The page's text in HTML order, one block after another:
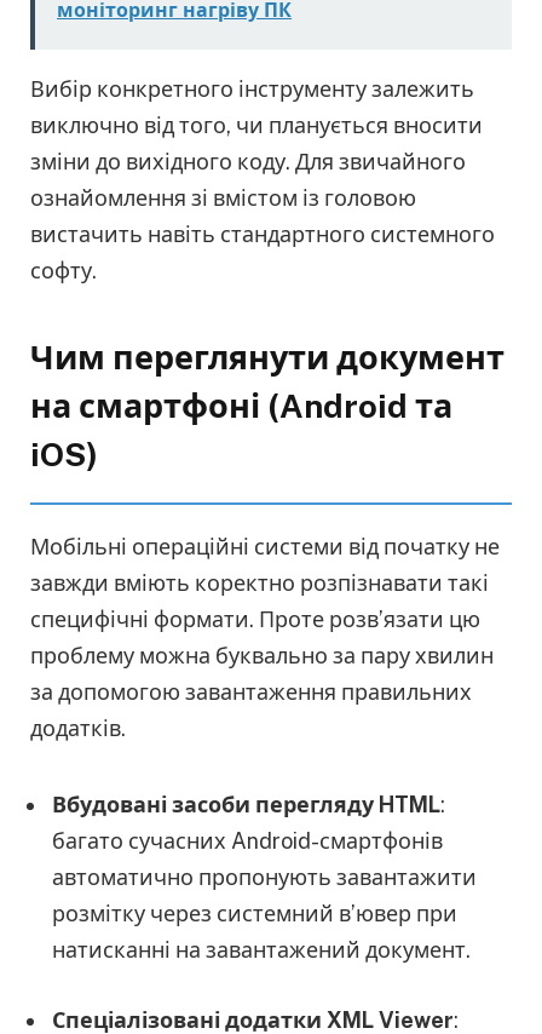
моніторинг нагріву ПК
Вибір конкретного інструменту залежить
виключно від того, чи планується вносити
зміни до вихідного коду. Для звичайного
ознайомлення зі вмістом із головою
вистачить навіть стандартного системного
софту.
Чим переглянути документ
на смартфоні (Android та
iOS)
Мобільні операційні системи від початку не
завжди вміють коректно розпізнавати такі
специфічні формати. Проте розв’язати цю
проблему можна буквально за пару хвилин
за допомогою завантаження правильних
додатків.
Вбудовані засоби перегляду HTML:
багато сучасних Android-смартфонів
автоматично пропонують завантажити
розмітку через системний в’ювер при
натисканні на завантажений документ.
Спеціалізовані додатки XML Viewer: